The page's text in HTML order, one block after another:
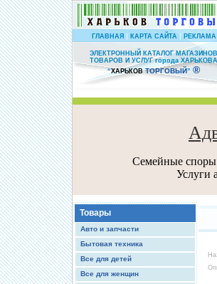
ГЛАВНАЯ| КАРТА САЙТА | РЕКЛАМА
ЭЛЕКТРОННЫЙ КАТАЛОГ МАГАЗИНОВ
ТОВАРОВ И УСЛУГ города ХАРЬКОВА
“ХАРЬКОВ ТОРГОВЫЙ” ®
Семейные споры.
Услуги
Товары
Авто и запчасти
Бытовая техника
Все для детей
Все для женщин